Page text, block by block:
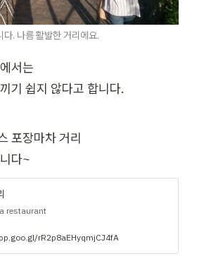
. 나름 활발한 거리에요.
서는
기 쉽지 않다고 합니다.
포장마차 거리
다~
rR2p8aEHyqmjCJ4fA